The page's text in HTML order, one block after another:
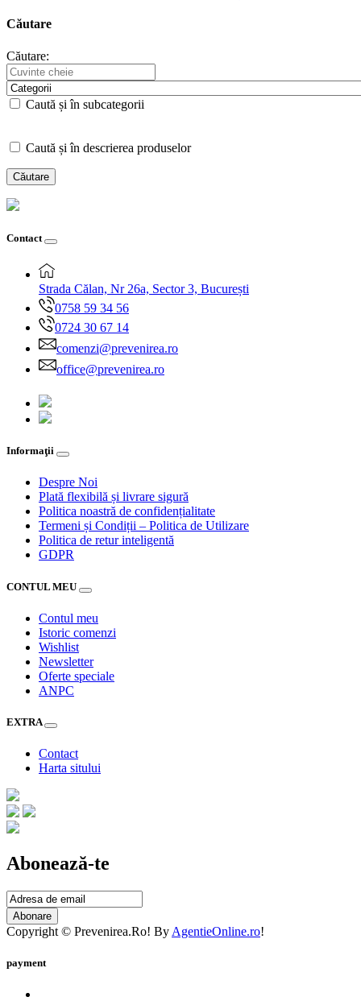
Căutare
Căutare:
Caută și în subcategorii
Caută și în descrierea produselor
Contact
Strada Călan, Nr 26a, Sector 3, București
0758 59 34 56
0724 30 67 14
comenzi@prevenirea.ro
office@prevenirea.ro
Informaţii
Despre Noi
Plată flexibilă și livrare sigură
Politica noastră de confidențialitate
Termeni și Condiții – Politica de Utilizare
Politica de retur inteligentă
GDPR
CONTUL MEU
Contul meu
Istoric comenzi
Wishlist
Newsletter
Oferte speciale
ANPC
EXTRA
Contact
Harta sitului
Abonează-te
Abonare
Copyright © Prevenirea.Ro! By AgentieOnline.ro!
payment